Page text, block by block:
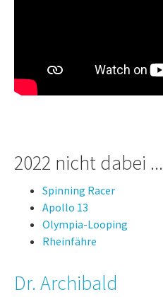
2022 nicht dabei ...
Spinning Racer
Apollo 13
Olympia-Looping
Rheinfähre
Dr. Archibald